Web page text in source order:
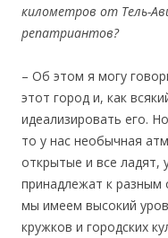
километров от Тель-
репатриантов?
– Об этом я могу
этот город и, как
идеализировать его.
то у нас необычная
открытые и все ладят,
принадлежат к
мы имеем высокий
кружков и городских